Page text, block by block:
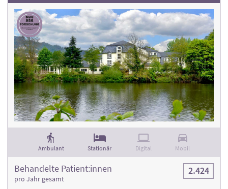
Ambulant Stationär Digital Mobil
Behandelte Patient:innen
pro Jahr gesamt
2.424